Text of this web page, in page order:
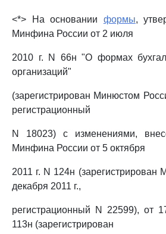
<*> На основании формы,
Минфина России от 2 июля
2010 г. N 66н "О формах
организаций"
(зарегистрирован Минюстом
регистрационный
N 18023) с изменениями,
Минфина России от 5 октября
2011 г. N 124н
декабря 2011 г.,
регистрационный N 22599), от
113н (зарегистрирован